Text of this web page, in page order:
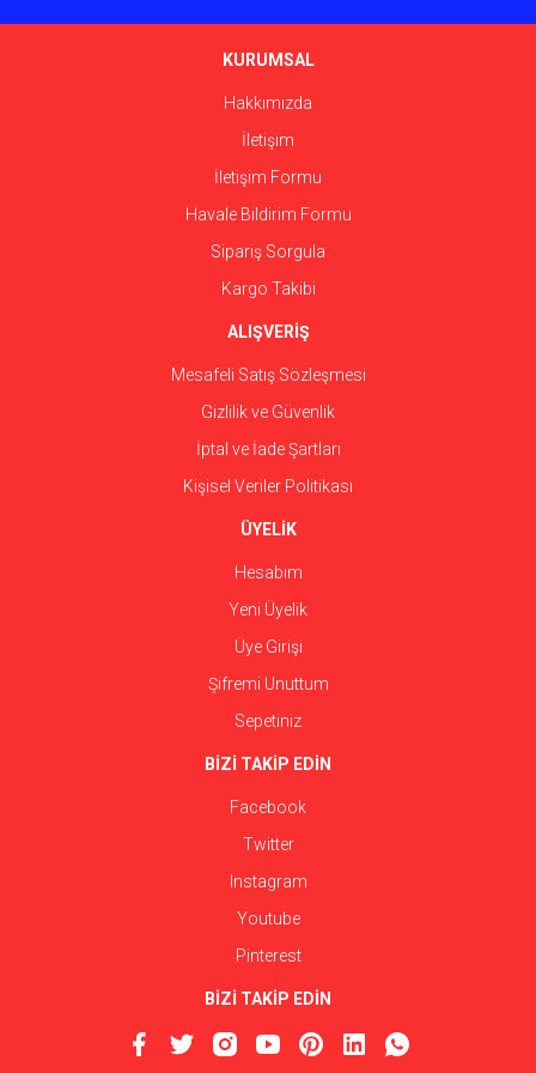
Ürün fiyatı diğer sitelerden daha pahalı.
Gönder
KURUMSAL
Hakkımızda
İletişim
İletişim Formu
Havale Bildirim Formu
Sipariş Sorgula
Kargo Takibi
ALIŞVERİŞ
Mesafeli Satış Sözleşmesi
Gizlilik ve Güvenlik
İptal ve İade Şartları
Kişisel Veriler Politikası
ÜYELİK
Hesabım
Yeni Üyelik
Üye Girişi
Şifremi Unuttum
Sepetiniz
BİZİ TAKİP EDİN
Facebook
Twitter
Instagram
Youtube
Pinterest
BİZİ TAKİP EDİN